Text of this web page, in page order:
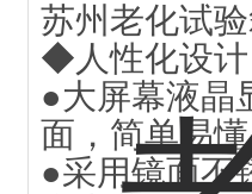
苏州老化试
◆人性化设
●大屏幕液晶
面，简单易
●采用镜面不